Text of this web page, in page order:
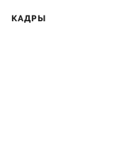
КАДРЫ